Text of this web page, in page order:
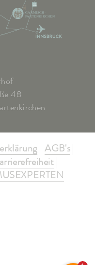
11
GARMISCH-
PARTENKIRCHEN
48
AGB's